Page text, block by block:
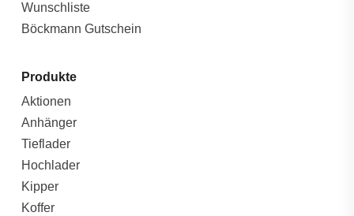
Wunschliste
Böckmann Gutschein
Produkte
Aktionen
Anhänger
Tieflader
Hochlader
Kipper
Koffer